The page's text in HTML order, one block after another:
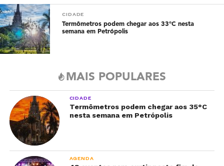
CIDADE
Termômetros podem chegar aos 33°C nesta
semana em Petrópolis
MAIS POPULARES
CIDADE
Termômetros podem chegar aos 35°C
nesta semana em Petrópolis
AGENDA